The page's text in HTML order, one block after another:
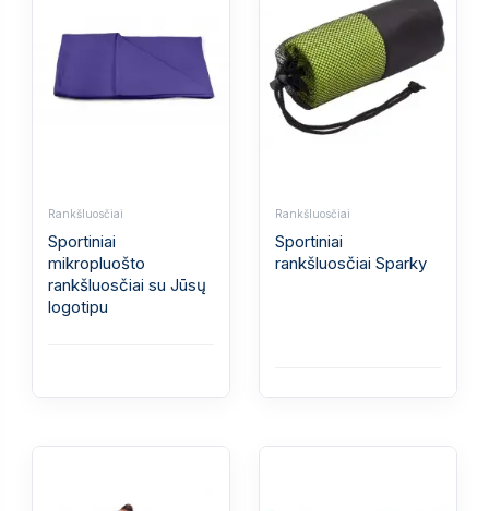
Rankšluosčiai
Sportiniai
mikropluošto
rankšluosčiai su Jūsų
logotipu
Rankšluosčiai
Sportiniai
rankšluosčiai Sparky